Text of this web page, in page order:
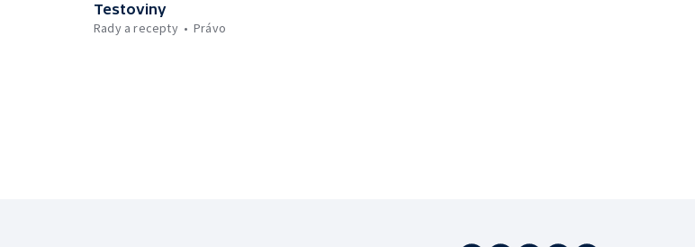
Testoviny
Rady a recepty
Právo